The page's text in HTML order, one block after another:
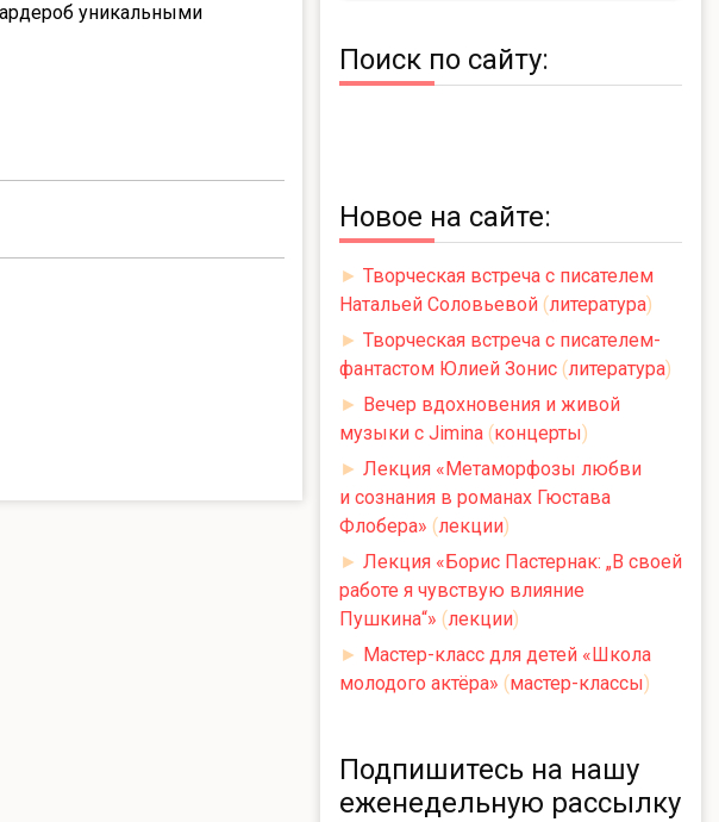
уникальными
Поиск по сайту:
Новое на сайте:
► Творческая встреча с писателем
Натальей Соловьевой (литература)
► Творческая встреча с писателем-
фантастом Юлией Зонис (литература)
► Вечер вдохновения и живой
музыки с Jimina (концерты)
► Лекция «Метаморфозы любви
и сознания в романах Гюстава
Флобера» (лекции)
► Лекция «Борис Пастернак: „В своей
работе я чувствую влияние
Пушкина“» (лекции)
► Мастер-класс для детей «Школа
молодого актёра» (мастер-классы)
Подпишитесь на нашу
еженедельную рассылку